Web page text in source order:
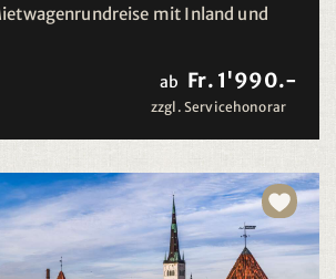
mit Inland und
ab Fr. 1'990.-
zzgl. Servicehonorar